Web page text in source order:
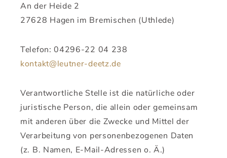
An der Heide 2
27628 Hagen im Bremischen (Uthlede)
Telefon: 04296-22 04 238
kontakt@leutner-deetz.de
Verantwortliche Stelle ist die natürliche oder
juristische Person, die allein oder gemeinsam
mit anderen über die Zwecke und Mittel der
Verarbeitung von personenbezogenen Daten
(z. B. Namen, E-Mail-Adressen o. Ä.)